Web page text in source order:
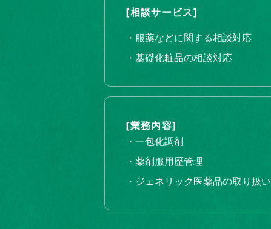
[相談サービス]
・服薬などに関する相談対応
・基礎化粧品の相談対応
[業務内容]
・一包化調剤
・薬剤服用歴管理
・ジェネリック医薬品の取り扱い